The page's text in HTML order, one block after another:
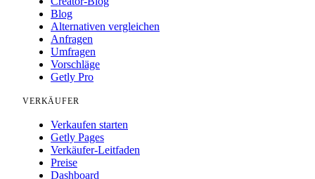
Blog
Alternativen vergleichen
Anfragen
Umfragen
Vorschläge
Getly Pro
VERKÄUFER
Verkaufen starten
Getly Pages
Verkäufer-Leitfaden
Preise
Dashboard